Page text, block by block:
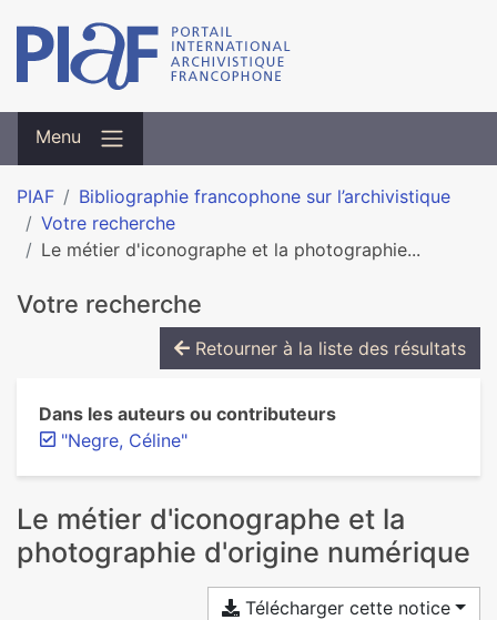
Menu
PIAF
Bibliographie francophone sur l’archivistique
Votre recherche
Le métier d'iconographe et la photographie...
Votre recherche
Retourner à la liste des résultats
Dans les auteurs ou contributeurs
"Negre, Céline"
Le métier d'iconographe et la
photographie d'origine numérique
Télécharger cette notice